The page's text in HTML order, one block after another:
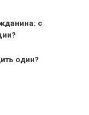
с
один?
от 10 лет и